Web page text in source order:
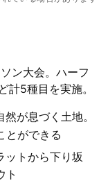
28枚
ン大会。ハーフ
計5種目を実施。
が息づく土地。
とができる
ットから下り坂
ト